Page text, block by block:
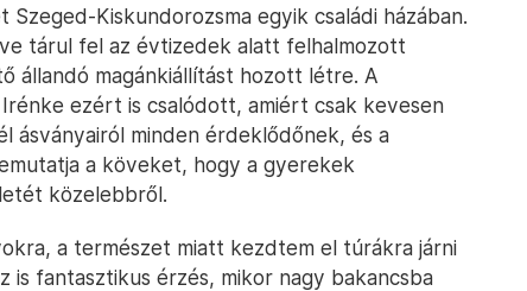
Kiskundorozsma egyik családi házában.
tárul fel az évtizedek alatt felhalmozott
állandó magánkiállítást hozott létre. A
ezért is csalódott, amiért csak kevesen
ásványairól minden érdeklődőnek, és a
a köveket, hogy a gyerekek
közelebbről.
a természet miatt kezdtem el túrákra járni
is fantasztikus érzés, mikor nagy bakancsba